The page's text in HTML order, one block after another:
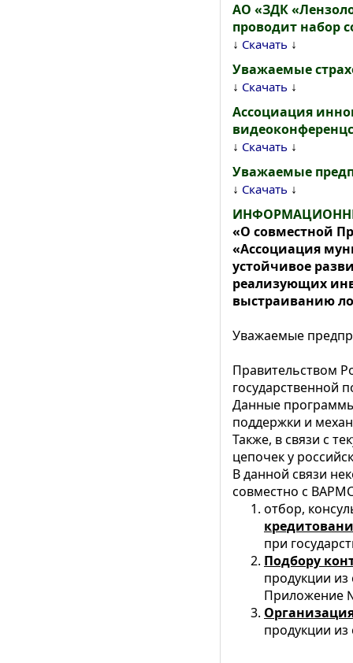
АО «ЗДК
проводит набор
↓ Скачать ↓
Уважаемые
↓ Скачать ↓
Ассоциация
↓ Скачать ↓
Уважаемые
↓ Скачать ↓
«О совместной
«Ассоциация
устойчивое
реализующих
выстраиванию
Уважаемые
Правительством
государственной
Данные
поддержки и
Также, в связи с
цепочек у
В данной связи
совместно с
отбор,
при
Подбору
продукции
Приложение
продукции